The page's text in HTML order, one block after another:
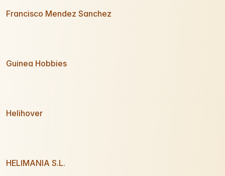
Francisco Mendez Sanchez
Guinea Hobbies
Helihover
HELIMANIA S.L.